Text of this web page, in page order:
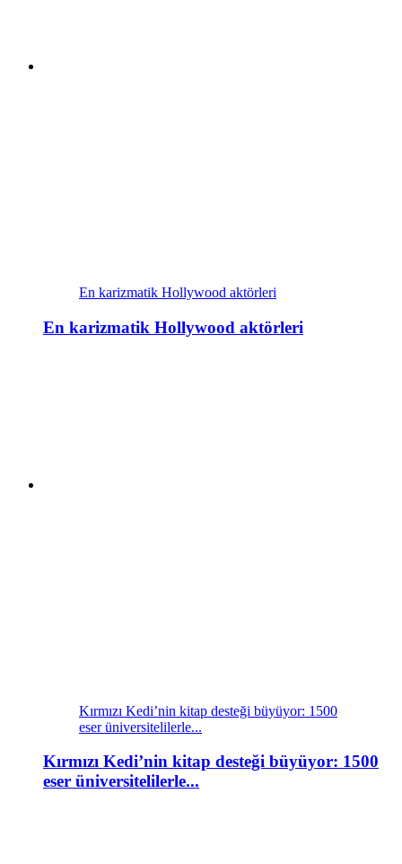
En karizmatik Hollywood aktörleri
En karizmatik Hollywood aktörleri
Kırmızı Kedi’nin kitap desteği büyüyor: 1500
eser üniversitelilerle...
Kırmızı Kedi’nin kitap desteği büyüyor: 1500
eser üniversitelilerle...